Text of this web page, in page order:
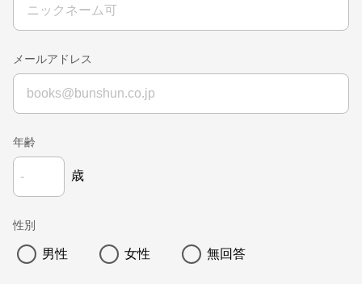
メールアドレス
年齢
歳
性別
男性 女性 無回答